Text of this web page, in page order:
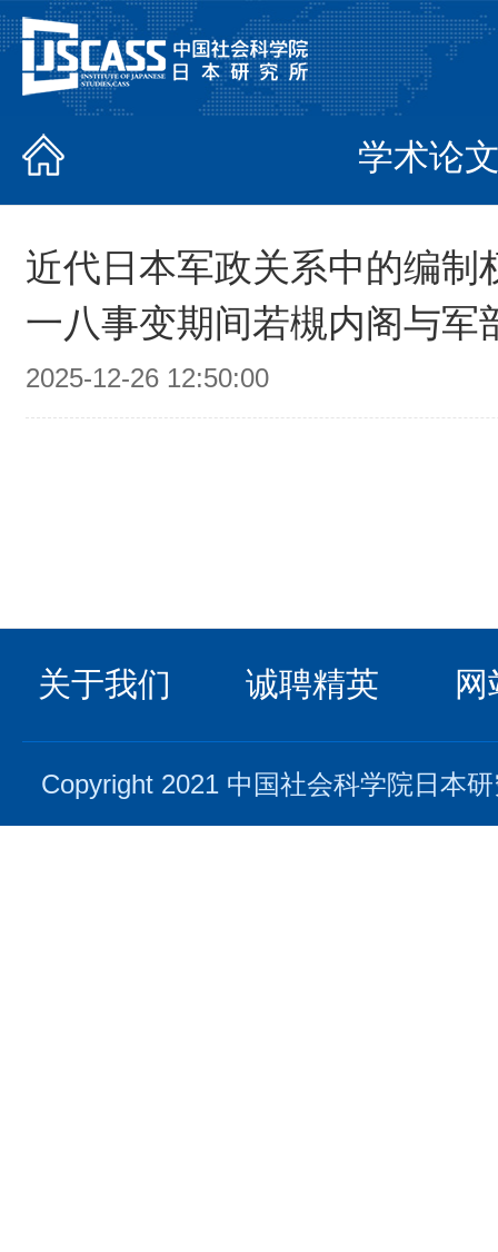
学术论
近代日本军政关系中的编
一八事变期间若槻内阁与军
2025-12-26 12:50:00
关于我们 诚聘精英
Copyright 2021 中国社会科学院日本